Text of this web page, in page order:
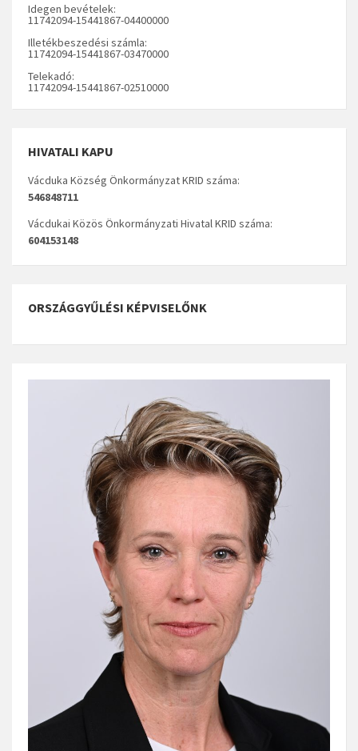
Idegen bevételek:
11742094-15441867-04400000
Illetékbeszedési számla:
11742094-15441867-03470000
Telekadó:
11742094-15441867-02510000
HIVATALI KAPU
Vácduka Község Önkormányzat KRID száma:
546848711
Vácdukai Közös Önkormányzati Hivatal KRID száma:
604153148
ORSZÁGGYŰLÉSI KÉPVISELŐNK